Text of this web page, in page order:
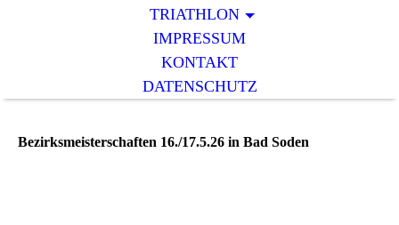
TRIATHLON
IMPRESSUM
KONTAKT
DATENSCHUTZ
Bezirksmeisterschaften 16./17.5.26 in Bad Soden